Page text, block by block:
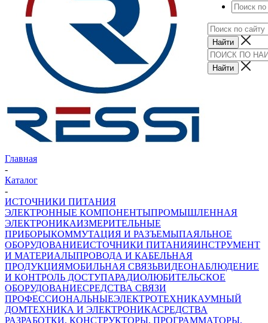
Главная
-
Каталог
-
ИСТОЧНИКИ ПИТАНИЯ
ЭЛЕКТРОННЫЕ КОМПОНЕНТЫПРОМЫШЛЕННАЯ
ЭЛЕКТРОНИКАИЗМЕРИТЕЛЬНЫЕ
ПРИБОРЫКОММУТАЦИЯ И РАЗЪЕМЫПАЯЛЬНОЕ
ОБОРУДОВАНИЕИСТОЧНИКИ ПИТАНИЯИНСТРУМЕНТ
И МАТЕРИАЛЫПРОВОДА И КАБЕЛЬНАЯ
ПРОДУКЦИЯМОБИЛЬНАЯ СВЯЗЬВИДЕОНАБЛЮДЕНИЕ
И КОНТРОЛЬ ДОСТУПАРАДИОЛЮБИТЕЛЬСКОЕ
ОБОРУДОВАНИЕСРЕДСТВА СВЯЗИ
ПРОФЕССИОНАЛЬНЫЕЭЛЕКТРОТЕХНИКАУМНЫЙ
ДОМТЕХНИКА И ЭЛЕКТРОНИКАСРЕДСТВА
РАЗРАБОТКИ, КОНСТРУКТОРЫ, ПРОГРАММАТОРЫ,